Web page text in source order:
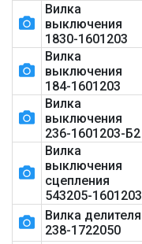
Вилка
выключения
1830-1601203
Вилка
выключения
184-1601203
Вилка
выключения
236-1601203-Б2
Вилка
выключения
сцепления
543205-1601203
Вилка делителя
238-1722050